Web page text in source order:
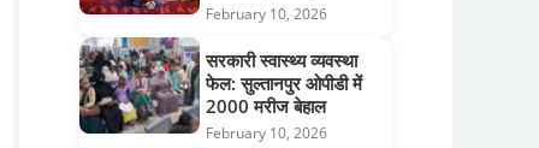
February 10, 2026
सरकारी स्वास्थ्य व्यवस्था
फेल: सुल्तानपुर ओपीडी में
2000 मरीज बेहाल
February 10, 2026